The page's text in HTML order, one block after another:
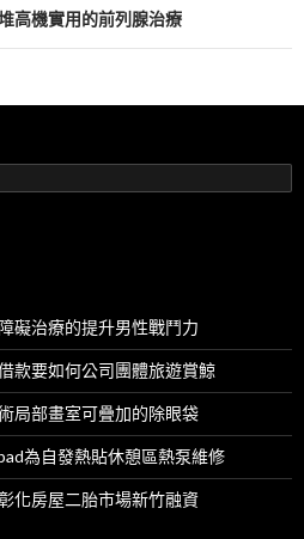
高機實用的前列腺治療
礙治療的提升男性戰鬥力
款要如何公司團體旅遊賞鯨
局部畫室可疊加的除眼袋
為自發熱貼休憩區熱泵維修
化房屋二胎市場新竹融資